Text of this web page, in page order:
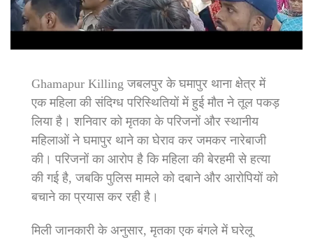
Ghamapur Killing जबलपुर के घमापुर थाना क्षेत्र में
एक महिला की संदिग्ध परिस्थितियों में हुई मौत ने तूल पकड़
लिया है। शनिवार को मृतका के परिजनों और स्थानीय
महिलाओं ने घमापुर थाने का घेराव कर जमकर नारेबाजी
की। परिजनों का आरोप है कि महिला की बेरहमी से हत्या
की गई है, जबकि पुलिस मामले को दबाने और आरोपियों को
बचाने का प्रयास कर रही है।
मिली जानकारी के अनुसार, मृतका एक बंगले में घरेलू